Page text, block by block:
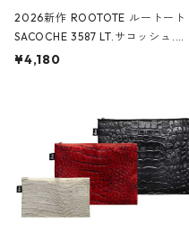
2026新作 ROOTOTE ルートート
SACOCHE 3587 LT.サコッシュ.ル
ミエ-B ショルダーバッグ グロスピ
¥4,180